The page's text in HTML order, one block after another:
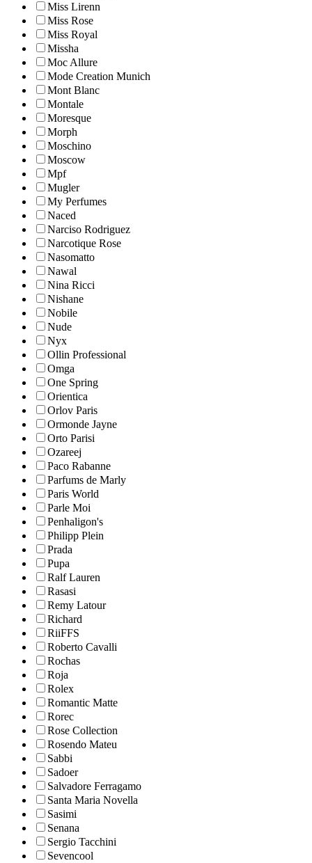
Miss Lirenn
Miss Rose
Miss Royal
Missha
Moc Allure
Mode Creation Munich
Mont Blanc
Montale
Moresque
Morph
Moschino
Moscow
Mpf
Mugler
My Perfumes
Naced
Narciso Rodriguez
Narcotique Rose
Nasomatto
Nawal
Nina Ricci
Nishane
Nobile
Nude
Nyx
Ollin Professional
Omga
One Spring
Orientica
Orlov Paris
Ormonde Jayne
Orto Parisi
Ozareej
Paco Rabanne
Parfums de Marly
Paris World
Parle Moi
Penhaligon's
Philipp Plein
Prada
Pupa
Ralf Lauren
Rasasi
Remy Latour
Richard
RiiFFS
Roberto Cavalli
Rochas
Roja
Rolex
Romantic Matte
Rorec
Rose Collection
Rosendo Mateu
Sabbi
Sadoer
Salvadore Ferragamo
Santa Maria Novella
Sasimi
Senana
Sergio Tacchini
Sevencool